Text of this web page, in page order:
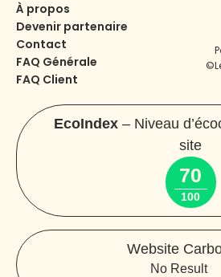
À propos
Devenir partenaire
Contact
FAQ Générale
FAQ Client
EcoIndex – Niveau
site
70
100
Website
No Result